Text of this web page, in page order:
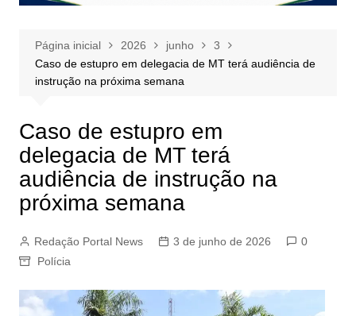
Página inicial 2026 junho
3
Caso de estupro em delegacia de MT terá audiência de
instrução na próxima semana
Caso de estupro em
delegacia de MT terá
audiência de instrução na
próxima semana
Redação Portal News 3 de junho de 2026
0
Polícia